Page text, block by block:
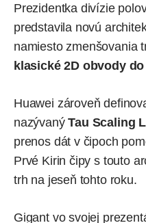
Prezidentka divízie
predstavila novú
namiesto zmenšovania
klasické 2D obvody
Huawei zároveň
nazývanýTau Scaling
prenos dát v čipoch
Prvé Kirin čipy s touto
trh na jeseň tohto roku.
Gigant vo svojej